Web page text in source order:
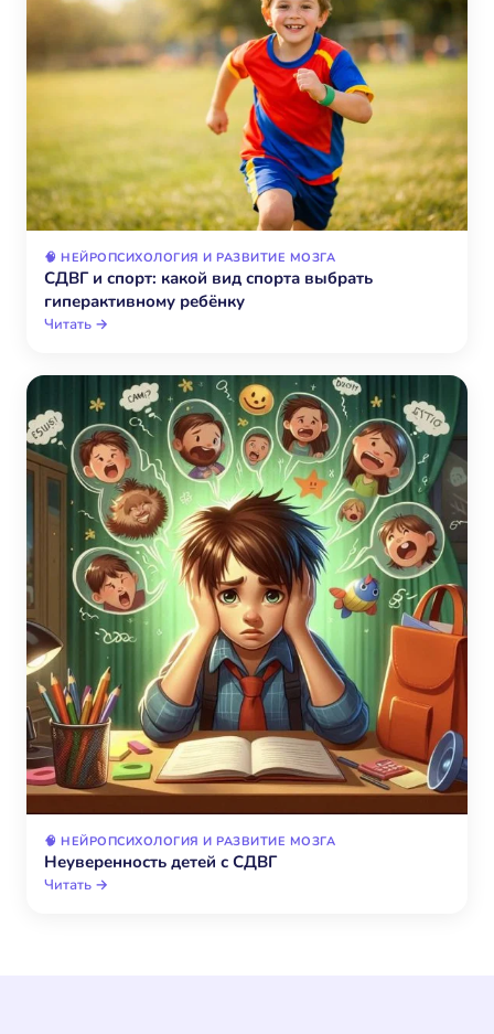
🧠 НЕЙРОПСИХОЛОГИЯ И РАЗВИТИЕ МОЗГА
СДВГ и спорт: какой вид спорта выбрать
гиперактивному ребёнку
Читать →
🧠 НЕЙРОПСИХОЛОГИЯ И РАЗВИТИЕ МОЗГА
Неуверенность детей с СДВГ
Читать →